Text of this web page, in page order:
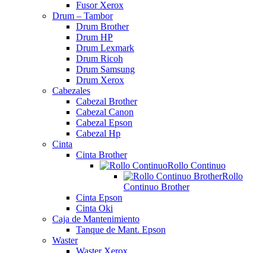
Fusor Xerox
Drum – Tambor
Drum Brother
Drum HP
Drum Lexmark
Drum Ricoh
Drum Samsung
Drum Xerox
Cabezales
Cabezal Brother
Cabezal Canon
Cabezal Epson
Cabezal Hp
Cinta
Cinta Brother
Rollo Continuo
Rollo
Continuo Brother
Cinta Epson
Cinta Oki
Caja de Mantenimiento
Tanque de Mant. Epson
Waster
Waster Xerox